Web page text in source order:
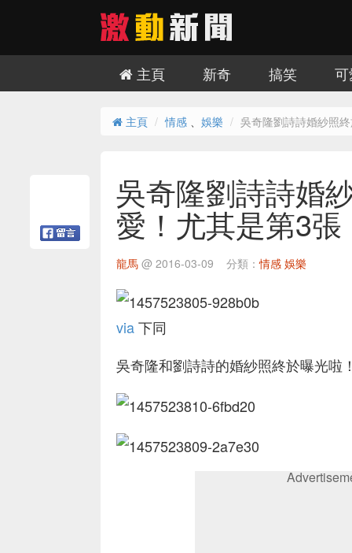
主頁 新奇 搞笑
主頁 情感 、 娛樂 吳奇隆劉詩詩婚紗照
吳奇隆劉詩詩婚
愛！尤其是第3張
龍馬 @ 2016-03-09 分類：情感 娛樂
via下同
吳奇隆和劉詩詩的婚紗照終於曝光啦！